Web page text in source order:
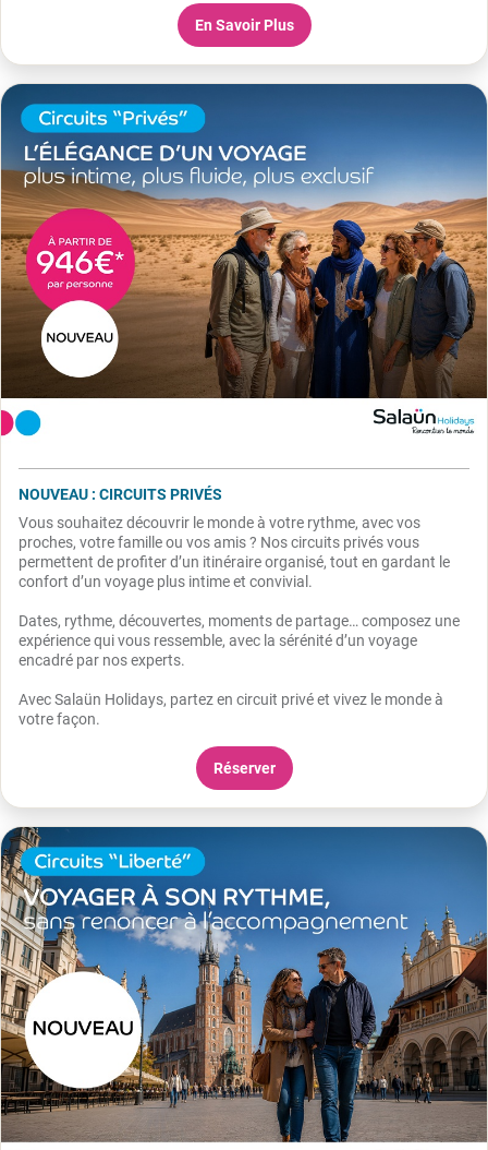
En Savoir Plus
NOUVEAU : CIRCUITS PRIVÉS
Vous souhaitez découvrir le monde à votre rythme, avec vos
proches, votre famille ou vos amis ? Nos circuits privés vous
permettent de profiter d’un itinéraire organisé, tout en gardant le
confort d’un voyage plus intime et convivial.
Dates, rythme, découvertes, moments de partage… composez une
expérience qui vous ressemble, avec la sérénité d’un voyage
encadré par nos experts.
Avec Salaün Holidays, partez en circuit privé et vivez le monde à
votre façon.
Réserver